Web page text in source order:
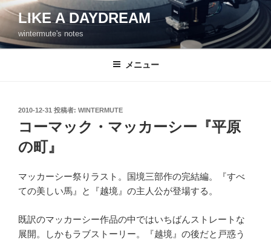
コ
テ
ン
LIKE A DAYDREAM
wintermute's notes
メニュー
投
日:
2010-12-31 投稿者: WINTERMUTE
コーマック・マッカーシー『平原
の町』
マッカーシー祭りラスト。国境三部作の完結編。『すべ
ての美しい馬』と『越境』の主人公が登場する。
既訳のマッカーシー作品の中ではいちばんストレートな
展開。しかもラブストーリー。『越境』の後だと戸惑う